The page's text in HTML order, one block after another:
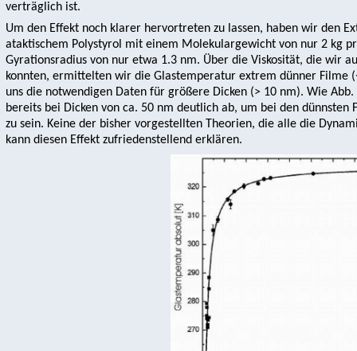
verträglich ist.
Um den Effekt noch klarer hervortreten zu lassen, haben wir den
ataktischem Polystyrol mit einem Molekulargewicht von nur 2 kg
Gyrationsradius von nur etwa 1.3 nm. Über die Viskosität, die wir
konnten, ermittelten wir die Glastemperatur extrem dünner Filme
uns die notwendigen Daten für größere Dicken (> 10 nm). Wie
bereits bei Dicken von ca. 50 nm deutlich ab, um bei den
zu sein. Keine der bisher vorgestellten Theorien, die alle die
kann diesen Effekt zufriedenstellend erklären.